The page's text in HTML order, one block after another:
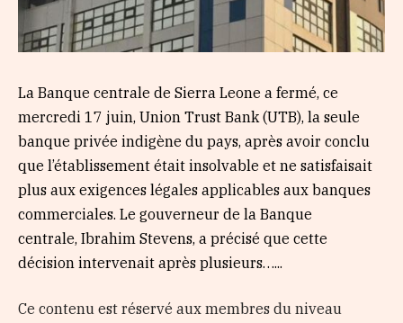
La Banque centrale de Sierra Leone a fermé, ce
mercredi 17 juin, Union Trust Bank (UTB), la seule
banque privée indigène du pays, après avoir conclu
que l’établissement était insolvable et ne satisfaisait
plus aux exigences légales applicables aux banques
commerciales. Le gouverneur de la Banque
centrale, Ibrahim Stevens, a précisé que cette
décision intervenait après plusieurs…...
Ce contenu est réservé aux membres du niveau